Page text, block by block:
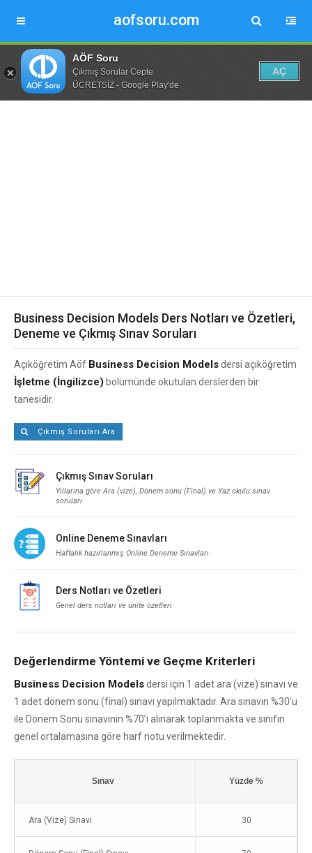
aofsoru.com
AÖF Soru
Çıkmış Sorular Cepte
ÜCRETSİZ - Google Play'de
AÇ
Business Decision Models Ders Notları ve Özetleri,
Deneme ve Çıkmış Sınav Soruları
Açıköğretim Aöf Business Decision Modelsdersi açıköğretim
İşletme (İngilizce) bölümünde okutulan derslerden bir
tanesidir.
Çıkmış Soruları Ara
Çıkmış Sınav Soruları
Yıllarına göre Ara (vize), Dönem sonu (Final) ve Yaz okulu sınav
soruları.
Online Deneme Sınavları
Haftalık hazırlanmış Online Deneme Sınavları
Ders Notları ve Özetleri
Genel ders notları ve ünite özetleri
Değerlendirme Yöntemi ve Geçme Kriterleri
Business Decision Modelsdersi için 1 adet ara (vize) sınavı ve
1 adet dönem sonu (final) sınavı yapılmaktadır. Ara sınavın %30’u
ile Dönem Sonu sınavının %70’i alınarak toplanmakta ve sınıfın
genel ortalamasına göre harf notu verilmektedir.
Sınav Yüzde %
Ara (Vize) Sınavı 30